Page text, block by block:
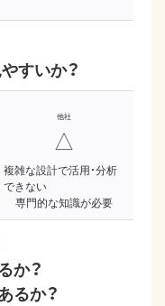
すいか？
△
複雑な設計で活用・分析
できない
専門的な知識が必要
か？
るか？